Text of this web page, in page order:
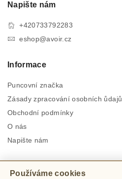
Napište nám
+420733792283
eshop@avoir.cz
Informace
Puncovní značka
Zásady zpracování osobních ůdajů
Obchodní podmínky
O nás
Napište nám
Používáme cookies